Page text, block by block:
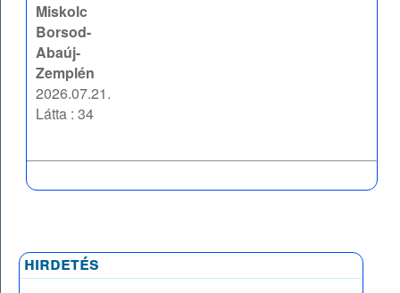
Miskolc
Borsod-
Abaúj-
Zemplén
2026.07.21.
Látta : 34
hirdetés